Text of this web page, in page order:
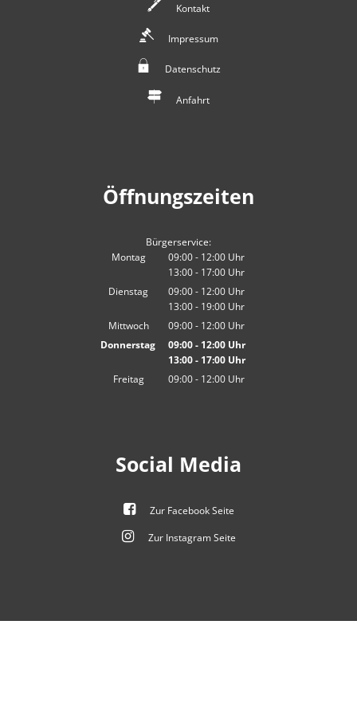
Kontakt
Impressum
Datenschutz
Anfahrt
Öffnungszeiten
Bürgerservice:
Montag
09:00- 12:00 Uhr
Von 09:00 bis 12:00 Uhr
13:00- 17:00 Uhr
Von 13:00 bis 17:00 Uhr
Dienstag 09:00- 12:00 Uhr
Von 09:00 bis 12:00 Uhr
13:00- 19:00 Uhr
Von 13:00 bis 19:00 Uhr
Mittwoch 09:00- 12:00 Uhr
Von 09:00 bis 12:00 Uhr
Donnerstag 09:00- 12:00Uhr
Von 09:00 bis 12:00 Uhr
13:00- 17:00Uhr
Von 13:00 bis 17:00 Uhr
Freitag 09:00- 12:00 Uhr
Social Media
Zur Facebook Seite
Zur Instagram Seite